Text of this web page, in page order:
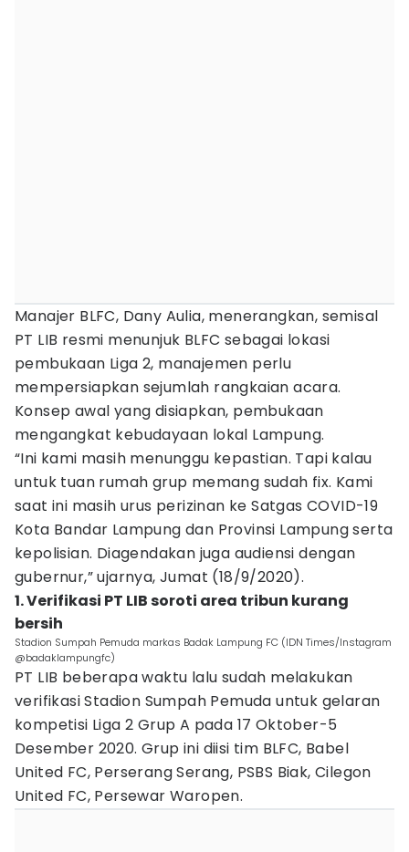
Manajer BLFC, Dany Aulia, menerangkan, semisal
PT LIB resmi menunjuk BLFC sebagai lokasi
pembukaan Liga 2, manajemen perlu
mempersiapkan sejumlah rangkaian acara.
Konsep awal yang disiapkan, pembukaan
mengangkat kebudayaan lokal Lampung.
“Ini kami masih menunggu kepastian. Tapi kalau
untuk tuan rumah grup memang sudah fix. Kami
saat ini masih urus perizinan ke Satgas COVID-19
Kota Bandar Lampung dan Provinsi Lampung serta
kepolisian. Diagendakan juga audiensi dengan
gubernur,” ujarnya, Jumat (18/9/2020).
1. Verifikasi PT LIB soroti area tribun kurang
bersih
Stadion Sumpah Pemuda markas Badak Lampung FC (IDN Times/Instagram
@badaklampungfc)
PT LIB beberapa waktu lalu sudah melakukan
verifikasi Stadion Sumpah Pemuda untuk gelaran
kompetisi Liga 2 Grup A pada 17 Oktober-5
Desember 2020. Grup ini diisi tim BLFC, Babel
United FC, Perserang Serang, PSBS Biak, Cilegon
United FC, Persewar Waropen.